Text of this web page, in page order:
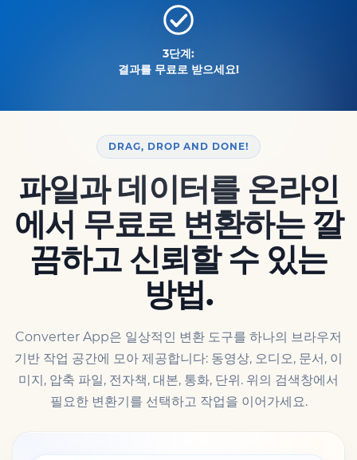
3단계:
결과를 무료로 받으세요!
DRAG, DROP AND DONE!
파일과 데이터를 온라인
에서 무료로 변환하는 깔
끔하고 신뢰할 수 있는
방법.
Converter App은 일상적인 변환 도구를 하나의 브라우저
기반 작업 공간에 모아 제공합니다: 동영상, 오디오, 문서, 이
미지, 압축 파일, 전자책, 대본, 통화, 단위. 위의 검색창에서
필요한 변환기를 선택하고 작업을 이어가세요.